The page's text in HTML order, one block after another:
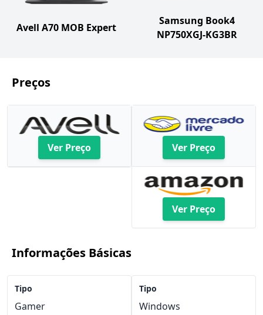
Avell A70 MOB Expert
Samsung Book4
NP750XGJ-KG3BR
Preços
Ver Preço Ver Preço
Ver Preço
Informações Básicas
Tipo
Gamer
Tipo
Windows